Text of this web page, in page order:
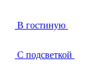
В гостиную
С подсветкой